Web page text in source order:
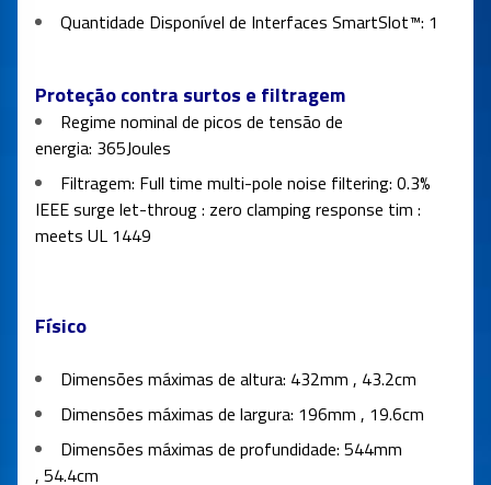
Quantidade Disponível de Interfaces SmartSlot™: 1
Proteção contra surtos e filtragem
Regime nominal de picos de tensão de
energia: 365Joules
Filtragem: Full time multi-pole noise filtering: 0.3%
IEEE surge let-throug : zero clamping response tim :
meets UL 1449
Físico
Dimensões máximas de altura: 432mm , 43.2cm
Dimensões máximas de largura: 196mm , 19.6cm
Dimensões máximas de profundidade: 544mm
, 54.4cm